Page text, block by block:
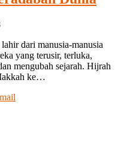
dari manusia-manusia
yang terusir, terluka,
mengubah sejarah. Hijrah
ke…